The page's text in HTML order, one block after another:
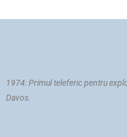
1974: Primul teleferic pentru
Davos.